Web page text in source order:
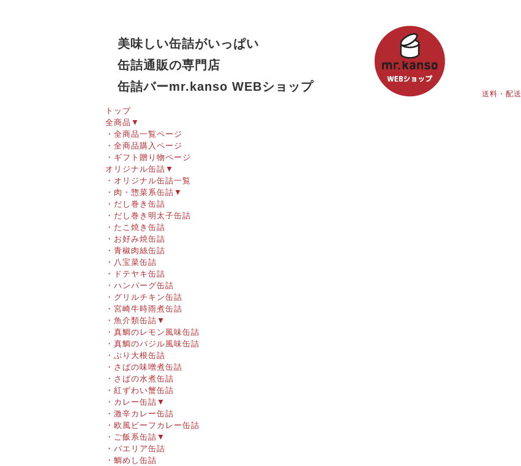
美味しい缶詰がいっぱい
缶詰通販の専門店
缶詰バーmr.kanso WEBショップ
送料・配送
トップ
全商品 ▼
・全商品一覧ページ
・全商品購入ページ
・ギフト贈り物ページ
オリジナル缶詰 ▼
・オリジナル缶詰一覧
・肉・惣菜系缶詰 ▼
・だし巻き缶詰
・だし巻き明太子缶詰
・たこ焼き缶詰
・お好み焼缶詰
・青椒肉絲缶詰
・八宝菜缶詰
・ドテヤキ缶詰
・ハンバーグ缶詰
・グリルチキン缶詰
・宮崎牛時雨煮缶詰
・魚介類缶詰 ▼
・真鯛のレモン風味缶詰
・真鯛のバジル風味缶詰
・ぶり大根缶詰
・さばの味噌煮缶詰
・さばの水煮缶詰
・紅ずわい蟹缶詰
・カレー缶詰 ▼
・激辛カレー缶詰
・欧風ビーフカレー缶詰
・ご飯系缶詰 ▼
・パエリア缶詰
・鯛めし缶詰